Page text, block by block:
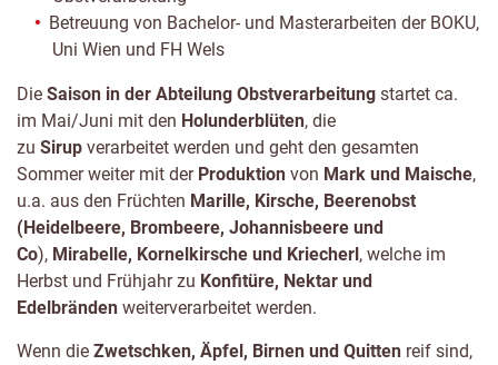
Betreuung von Bachelor- und Masterarbeiten der BOKU,
Uni Wien und FH Wels
Die Saison in der Abteilung Obstverarbeitung startet ca.
im Mai/Juni mit den Holunderblüten, die
zu Sirup verarbeitet werden und geht den gesamten
Sommer weiter mit der Produktion von Mark und Maische,
u.a. aus den Früchten Marille, Kirsche, Beerenobst
(Heidelbeere, Brombeere, Johannisbeere und
Co), Mirabelle, Kornelkirsche und Kriecherl, welche im
Herbst und Frühjahr zu Konfitüre, Nektar und
Edelbränden weiterverarbeitet werden.
Wenn die Zwetschken, Äpfel, Birnen und Quitten reif sind,